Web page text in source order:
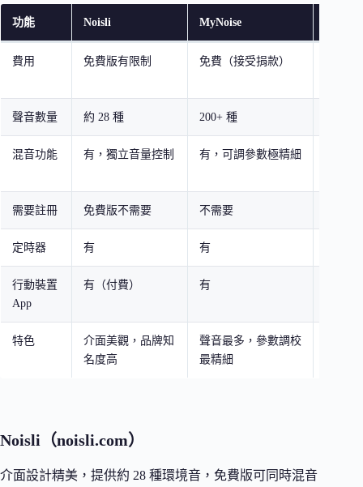
功能 Noisli MyNoise
費用 免費版有限制 免費（接受捐款）
聲音數量 約 28 種 200+ 種
混音功能 有，獨立音量控制 有，可調參數極精細
需要註冊 免費版不需要 不需要
定時器 有 有
行動裝置
App
有（付費） 有
特色
介面美觀，品牌知
名度高
聲音最多，參數調校
最精細
Noisli（noisli.com）
介面設計精美，提供約 28 種環境音，免費版可同時混音